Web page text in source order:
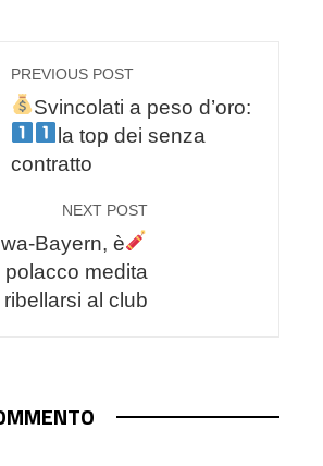
PREVIOUS POST
Svincolati a peso d’oro:
la top dei senza
contratto
NEXT POST
Bayern, è
polacco medita
ribellarsi al club